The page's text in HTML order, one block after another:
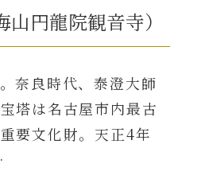
円龍院観音寺）
奈良時代、泰澄大師
塔は名古屋市内最古
要文化財。天正4年